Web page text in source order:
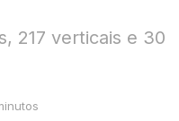
217 verticais e 30